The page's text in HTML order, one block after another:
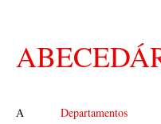
A
Departamentos